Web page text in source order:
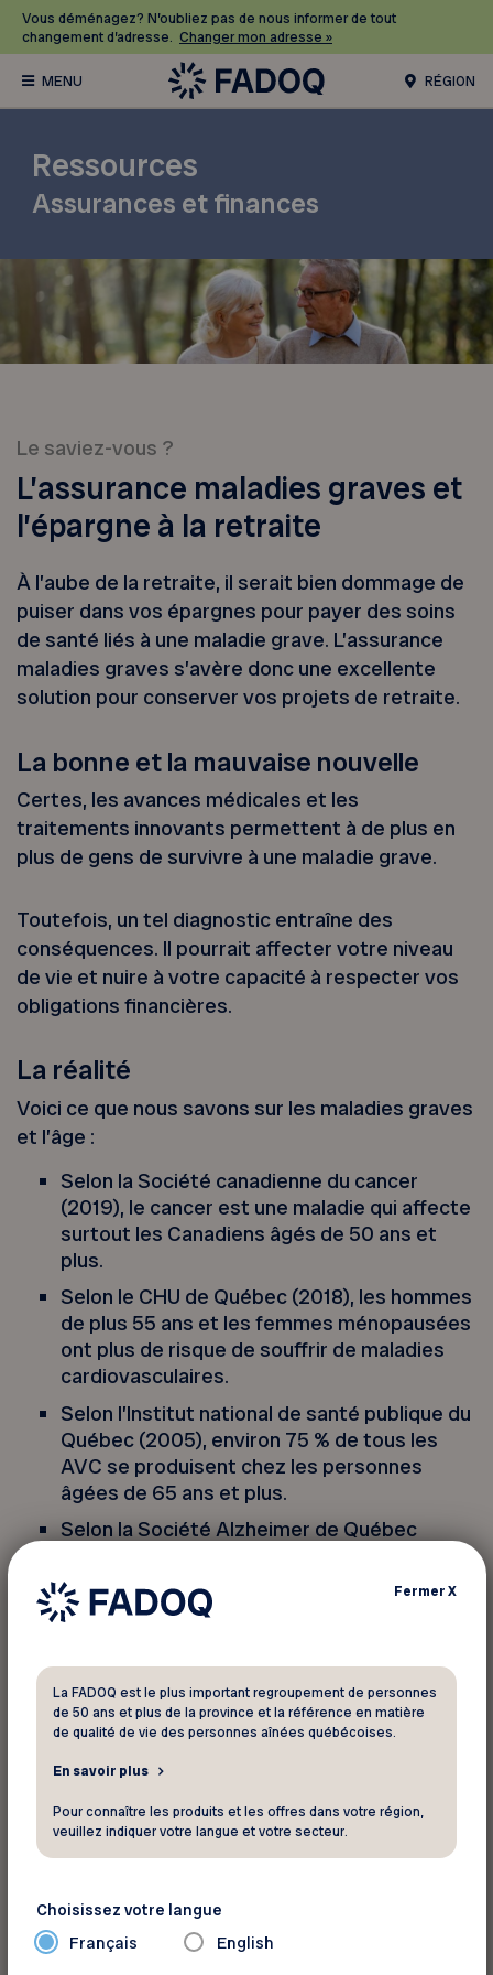
Vous déménagez? N’oubliez pas de nous informer de tout
changement d’adresse. Changer mon adresse »
RÉGION
Ressources
Assurances et finances
Le saviez-vous ?
L’assurance maladies graves et
l’épargne à la retraite
À l’aube de la retraite, il serait bien dommage de
puiser dans vos épargnes pour payer des soins
de santé liés à une maladie grave. L’assurance
maladies graves s’avère donc une excellente
solution pour conserver vos projets de retraite.
La bonne et la mauvaise nouvelle
Certes, les avances médicales et les
traitements innovants permettent à de plus en
plus de gens de survivre à une maladie grave.
Toutefois, un tel diagnostic entraîne des
conséquences. Il pourrait affecter votre niveau
de vie et nuire à votre capacité à respecter vos
obligations financières.
La réalité
Voici ce que nous savons sur les maladies graves
et l’âge :
Selon la Société canadienne du cancer
(2019), le cancer est une maladie qui affecte
surtout les Canadiens âgés de 50 ans et
plus.
Selon le CHU de Québec (2018), les hommes
de plus 55 ans et les femmes ménopausées
ont plus de risque de souffrir de maladies
cardiovasculaires.
Selon l’Institut national de santé publique du
Québec (2005), environ 75 % de tous les
AVC se produisent chez les personnes
âgées de 65 ans et plus.
Selon la Société Alzheimer de Québec
atteint de la maladie d’Alzheimer doublent
tous les 5 ans.
les personnes chez qui cette maladie est
diagnostiquée, 85 % ont plus de 65 ans.
Ainsi, force est de constater que les maladies
retraite.
Si vous êtes encore au travail, vous pouvez
toujours compter sur l’assurance salaire offerte
FermerX
La FADOQ est le plus important regroupement de personnes
de 50 ans et plus de la province et la référence en matière
de qualité de vie des personnes aînées québécoises.
En savoir plus
Pour connaître les produits et les offres dans votre région,
veuillez indiquer votre langue et votre secteur.
Choisissez votre langue
Français English